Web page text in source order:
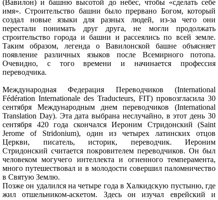
(Вавилон) и башню высотой до небес, чтобы «сделать себе
имя». Строительство башни было прервано Богом, который
создал новые языки для разных людей, из-за чего они
перестали понимать друг друга, не могли продолжать
строительство города и башни и рассеялись по всей земле.
Таким образом, легенда о Вавилонской башне объясняет
появление различных языков после Всемирного потопа.
Очевидно, с того времени и начинается профессия
переводчика.
Международная Федерация Переводчиков (International
Fédération Internationale des Traducteurs, FIT) провозгласила 30
сентября Международным днем переводчиков (International
Translation Day). Эта дата выбрана неслучайно, в этот день 30
сентября 420 года скончался Иероним Стридонский (Saint
Jerome of Stridonium), один из четырех латинских отцов
Церкви, писатель, историк, переводчик. Иероним
Стридонский считается покровителем переводчиков. Он был
человеком могучего интеллекта и огненного темперамента,
много путешествовал и в молодости совершил паломничество
в Святую Землю.
Позже он удалился на четыре года в Халкидскую пустыню, где
жил отшельником-аскетом. Здесь он изучал еврейский и